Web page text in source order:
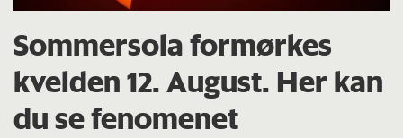
Sommersola formørkes
kvelden 12. August. Her kan
du se fenomenet